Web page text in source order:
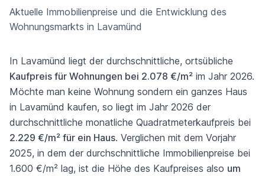
Aktuelle Immobilienpreise und die Entwicklung des
Wohnungsmarkts in Lavamünd
In Lavamünd liegt der durchschnittliche, ortsübliche
Kaufpreis für Wohnungen bei 2.078 €/m² im Jahr 2026.
Möchte man keine Wohnung sondern ein ganzes Haus
in Lavamünd kaufen, so liegt im Jahr 2026 der
durchschnittliche monatliche Quadratmeterkaufpreis bei
2.229 €/m² für ein Haus. Verglichen mit dem Vorjahr
2025, in dem der durchschnittliche Immobilienpreise bei
1.600 €/m² lag, ist die Höhe des Kaufpreises also um